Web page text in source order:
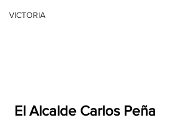
VICTORIA